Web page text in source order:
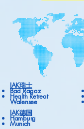
IAK瑞士
Bad Ragaz
Health Retreat
Walensee
IAK德国
Hamburg
Munich